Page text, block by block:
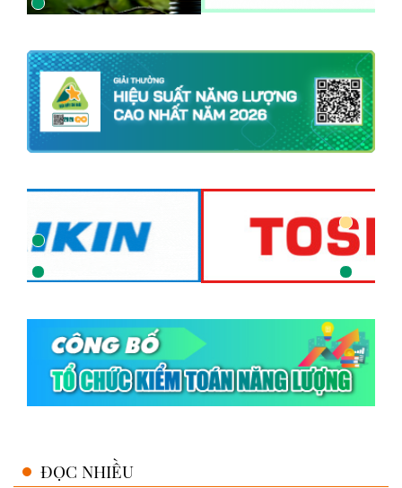
ĐỌC NHIỀU